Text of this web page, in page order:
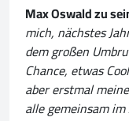
Max Oswald zu
mich, nächstes
dem großen
Chance, etwas
aber erstmal
alle gemeinsam